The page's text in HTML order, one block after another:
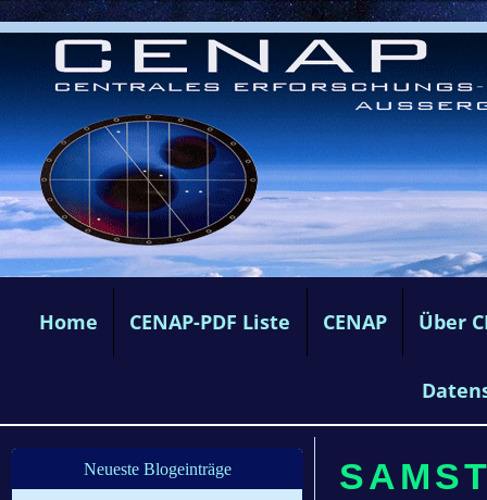
Home CENAP-PDF Liste CENAP Über
Neueste Blogeinträge